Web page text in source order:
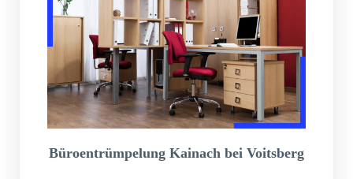
Büroentrümpelung Kainach bei Voitsberg